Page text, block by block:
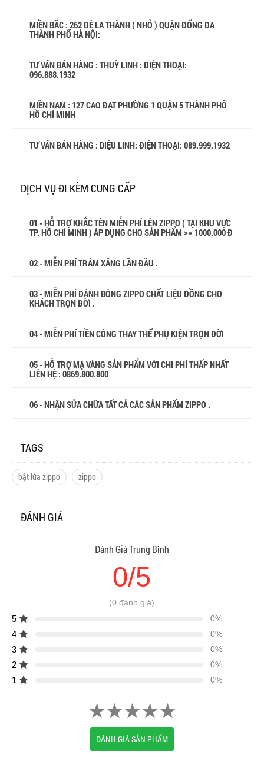
MIỀN BẮC : 262 ĐÊ LA THÀNH ( NHỎ ) QUẬN ĐỐNG ĐA
THÀNH PHỐ HÀ NỘI:
TƯ VẤN BÁN HÀNG : THUỲ LINH : ĐIỆN THOẠI:
096.888.1932
MIỀN NAM : 127 CAO ĐẠT PHƯỜNG 1 QUẬN 5 THÀNH PHỐ
HỒ CHÍ MINH
TƯ VẤN BÁN HÀNG : DIỆU LINH: ĐIỆN THOẠI: 089.999.1932
DỊCH VỤ ĐI KÈM CUNG CẤP
01 - HỖ TRỢ KHẮC TÊN MIỄN PHÍ LÊN ZIPPO ( TẠI KHU VỰC
TP. HỒ CHÍ MINH ) ÁP DỤNG CHO SẢN PHẨM >= 1000.000 Đ
02 - MIỄN PHÍ TRÂM XĂNG LẦN ĐẦU .
03 - MIỄN PHÍ ĐÁNH BÓNG ZIPPO CHẤT LIỆU ĐỒNG CHO
KHÁCH TRỌN ĐỜI .
04 - MIỄN PHÍ TIỀN CÔNG THAY THẾ PHỤ KIỆN TRỌN ĐỜI
05 - HỖ TRỢ MẠ VÀNG SẢN PHẨM VỚI CHI PHÍ THẤP NHẤT
LIÊN HỆ : 0869.800.800
06 - NHẬN SỬA CHỮA TẤT CẢ CÁC SẢN PHẨM ZIPPO .
TAGS
bật lửa zippo zippo
ĐÁNH GIÁ
Đánh Giá Trung Bình
0/5
(0 đánh giá)
5 0%
4 0%
3 0%
2 0%
1 0%
ĐÁNH GIÁ SẢN PHẨM